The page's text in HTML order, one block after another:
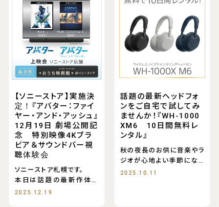
【ソニーストア】実施決
定！『アバター：ファイ
ヤー・アンド・アッシュ』
12月19日 劇場公開記
念 特別映像4Kブラ
ビア＆サウンドバー視
聴体験会
ソニーストア札幌です。
本日は話題の最新作体験
会＆お得な情報をお
2025.12.19
話題の最新ヘッドフォ
ンをご自宅で試してみ
ませんか！『WH-1000
XM6 10日間無料レ
ンタル』
秋の夜長のお供に音楽やラ
ジオが心地よい季節になり
ましたね☕
2025.10.11